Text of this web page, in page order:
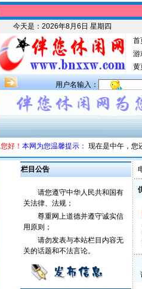
今天是： 2026年8月6日 星期四
首
游
黄
用户名输入：
您好！ 本网为您温馨提示： 现在是中午，您
栏目公告
请您遵守中华人民共和国有
关法律、法规；
尊重网上道德并遵守诚实信
用原则；
请勿发表与本站栏目内容无
关的话题和不法言论。